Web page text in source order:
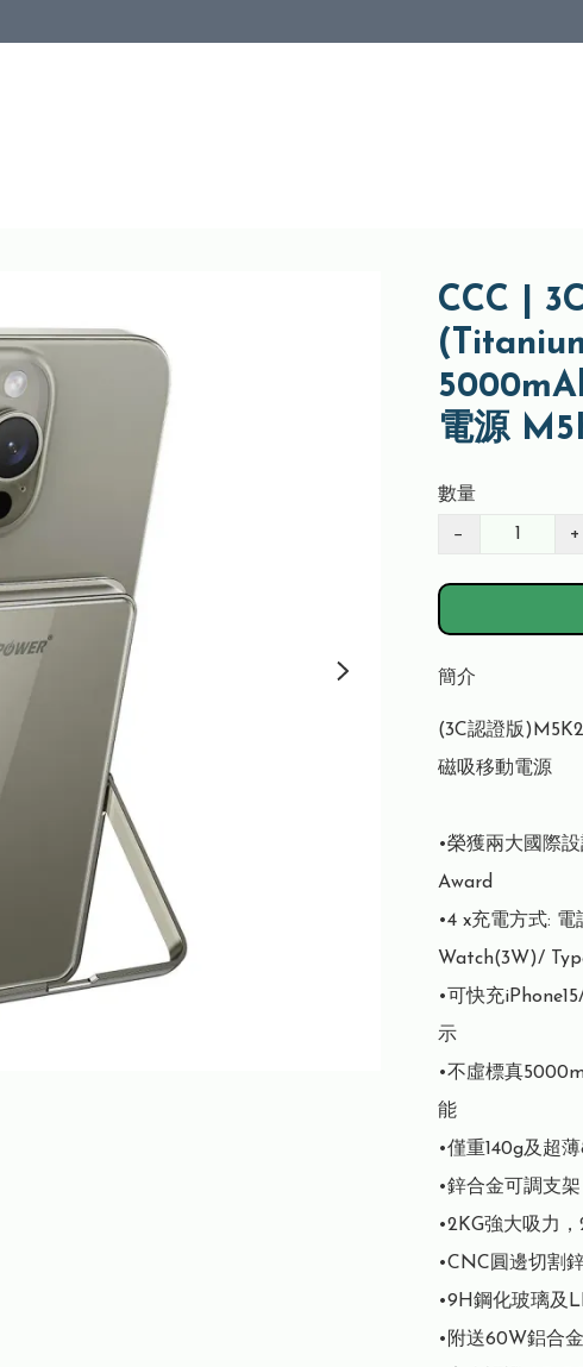
CCC |
電源
數量
− +
簡介
(3C認證版
磁吸移動電源
•榮獲兩大國際
Award
•4 x充電方式:
Watch(3W)/
•可快充
示
•不虛標真
能
•僅重140g及超
•鋅合金可調支
•2KG強大吸力
•CNC圓邊切割
•9H鋼化玻璃及
•附送60W鋁合